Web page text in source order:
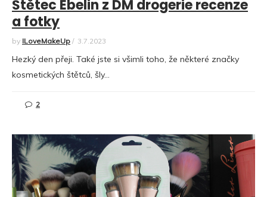
Štětec Ebelin z DM drogerie recenze
a fotky
by ILoveMakeUp / 3.7.2023
Hezký den přeji. Také jste si všimli toho, že některé značky
kosmetických štětců, šly…
2